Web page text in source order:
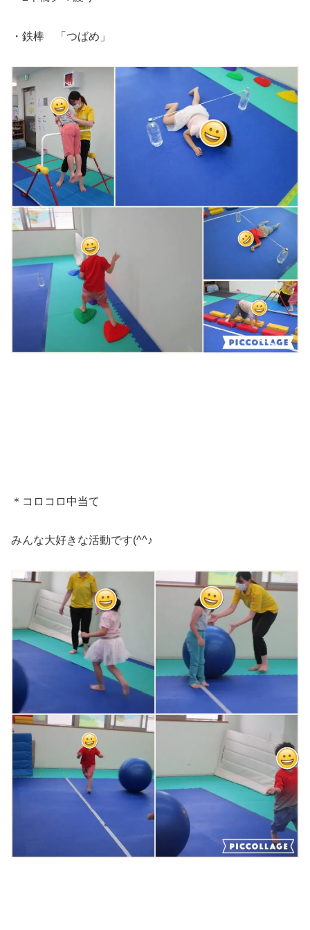
・鉄棒 「つばめ」
＊コロコロ中当て
みんな大好きな活動です(^^♪